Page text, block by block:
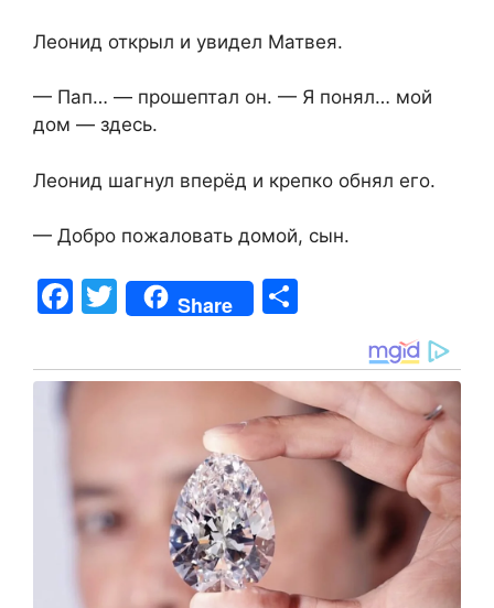
Леонид открыл и увидел Матвея.
— Пап… — прошептал он. — Я понял… мой
дом — здесь.
Леонид шагнул вперёд и крепко обнял его.
— Добро пожаловать домой, сын.
F
c
e
o
o
k
T
w
itt
er
Share
ar
e